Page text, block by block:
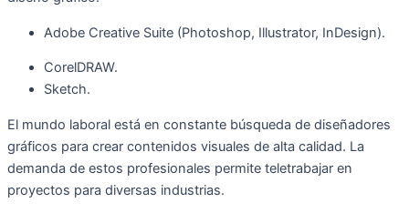
Adobe Creative Suite (Photoshop, Illustrator, InDesign).
CorelDRAW.
Sketch.
El mundo laboral está en constante búsqueda de diseñadores
gráficos para crear contenidos visuales de alta calidad. La
demanda de estos profesionales permite teletrabajar en
proyectos para diversas industrias.